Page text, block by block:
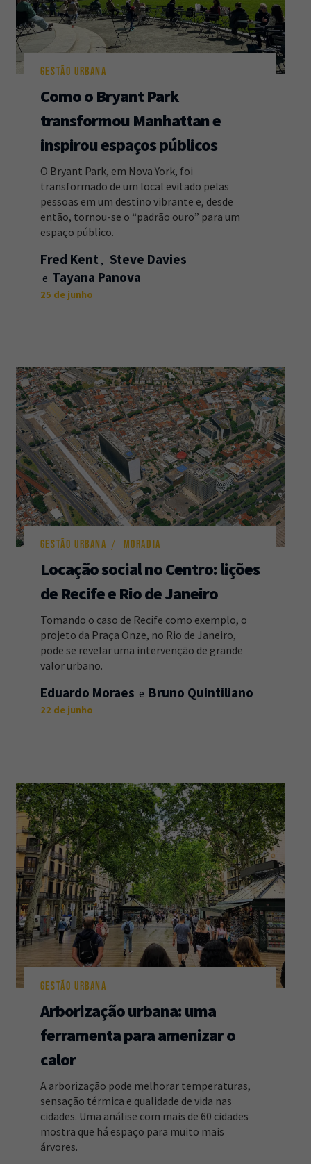
GESTÃO URBANA
Como o Bryant Park
transformou Manhattan e
inspirou espaços públicos
O Bryant Park, em Nova York, foi
transformado de um local evitado pelas
pessoas em um destino vibrante e, desde
então, tornou-se o “padrão ouro” para um
espaço público.
Fred Kent
Steve Davies
Tayana Panova
25 de junho
GESTÃO URBANA MORADIA
Locação social no Centro: lições
de Recife e Rio de Janeiro
Tomando o caso de Recife como exemplo, o
projeto da Praça Onze, no Rio de Janeiro,
pode se revelar uma intervenção de grande
valor urbano.
Eduardo Moraes Bruno Quintiliano
22 de junho
GESTÃO URBANA
Arborização urbana: uma
ferramenta para amenizar o
calor
A arborização pode melhorar temperaturas,
sensação térmica e qualidade de vida nas
cidades. Uma análise com mais de 60 cidades
mostra que há espaço para muito mais
árvores.